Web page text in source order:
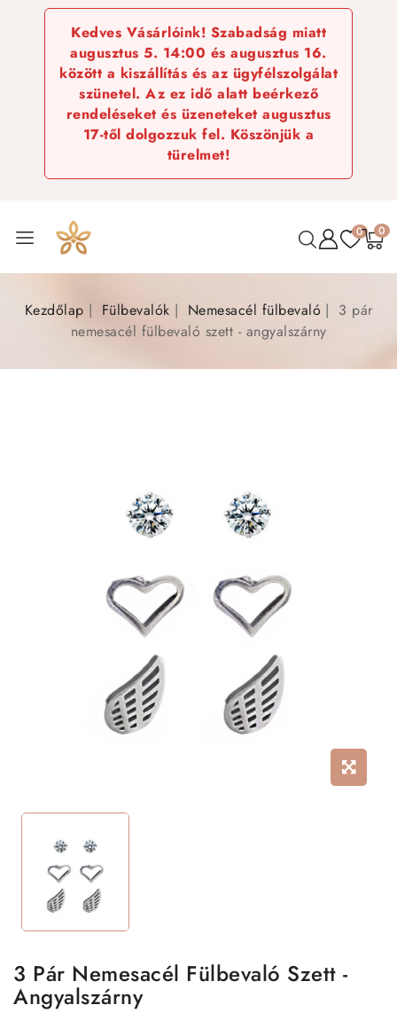
Kedves Vásárlóink! Szabadság miatt
augusztus 5. 14:00 és augusztus 16.
között a kiszállítás és az ügyfélszolgálat
szünetel. Az ez idő alatt beérkező
rendeléseket és üzeneteket augusztus
17-től dolgozzuk fel. Köszönjük a
türelmet!
0 0
Kezdőlap Fülbevalók Nemesacél fülbevaló
3 pár
nemesacél fülbevaló szett - angyalszárny
3 Pár Nemesacél Fülbevaló Szett -
Angyalszárny